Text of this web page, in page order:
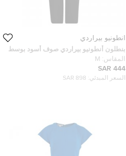
أنطونيو بيراردي
بنطلون أنطونيو بيراردي صوف أسود بوسط
مرتفع M
المقاس: M
444 SAR
السعر المبدئي: 898 SAR